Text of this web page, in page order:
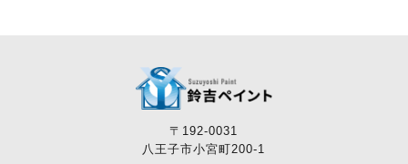
〒192-0031
八王子市小宮町200-1